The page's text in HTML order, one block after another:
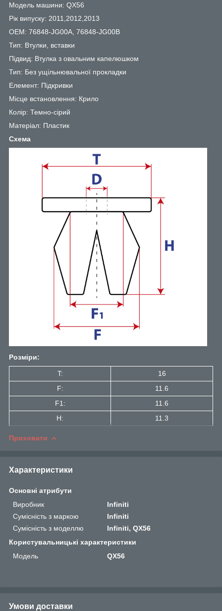
Модель машини: QX56
Рік випуску: 2011,2012,2013
OEM: 76848-JG00A, 76848-JG00B
Тип: Втулки, вставки
Підвид: Втулка з овальним капелюшком
Тип: Без ущільнювальної прокладки
Елемент: Підкривки
Місце встановлення: Крило
Колір: Темно-сірий
Матеріал: Пластик
Схема
Розміри:
T:
16
F:
11.6
F1:
11.6
H:
11.3
Приховати
Характеристики
Основні атрибути
Виробник
Infiniti
Сумісність з маркою
Infiniti
Сумісність з моделлю
Infiniti, QX56
Користувальницькі характеристики
Мoдель
QX56
Умови доставки